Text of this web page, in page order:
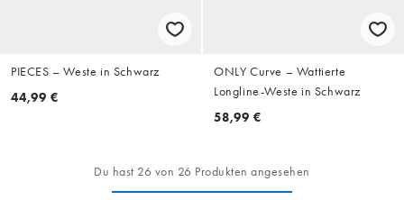
PIECES – Weste in Schwarz
44,99 €
ONLY Curve – Wattierte
Longline-Weste in Schwarz
58,99 €
Du hast 26 von 26 Produkten angesehen